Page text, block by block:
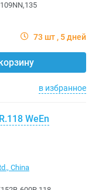
73 шт 5 дней
в избранное
WeEn
China